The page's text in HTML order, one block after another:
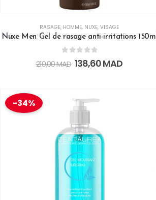
RASAGE, HOMME, NUXE,VISAGE
Nuxe Men Gel de rasage anti-irritations 150ml
out of 5
210,00MAD 138,60MAD
-34%